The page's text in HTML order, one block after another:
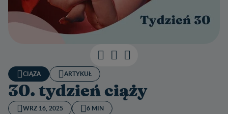
CIĄŻA ARTYKUŁ
30. tydzień ciąży
WRZ 16, 2025 6 MIN